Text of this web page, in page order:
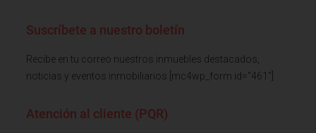
Suscríbete a nuestro boletín
Recibe en tu correo nuestros inmuebles destacados,
noticias y eventos inmobiliarios [mc4wp_form id="461"]
Atención al cliente (PQR)